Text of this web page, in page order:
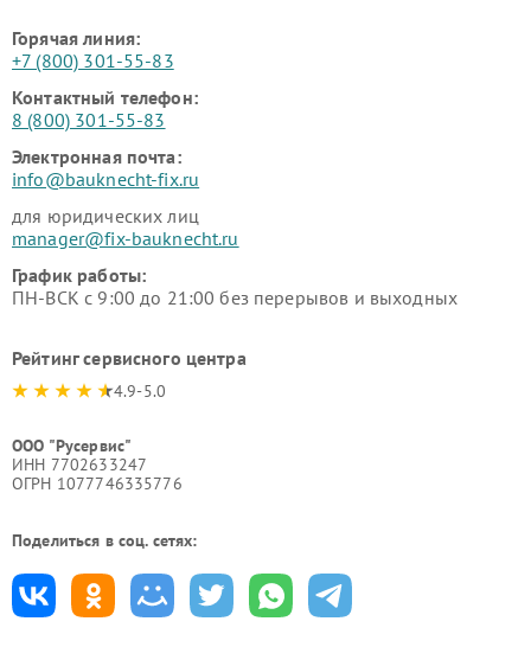
Горячая линия:
+7 (800) 301-55-83
Контактный телефон:
8 (800) 301-55-83
Электронная почта:
info@bauknecht-fix.ru
для юридических лиц
manager@fix-bauknecht.ru
График работы:
ПН-ВСК с 9:00 до 21:00 без перерывов и выходных
Рейтинг сервисного центра
4.9-5.0
ООО "Русервис"
ИНН 7702633247
ОГРН 1077746335776
Поделиться в соц. сетях: